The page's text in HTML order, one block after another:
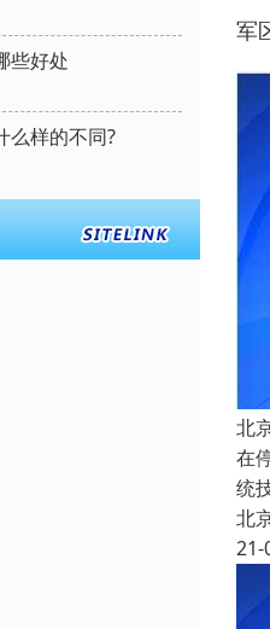
些好处
么样的不同?
军
北
在
统
北
21-